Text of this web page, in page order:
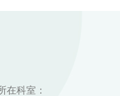
在科室：